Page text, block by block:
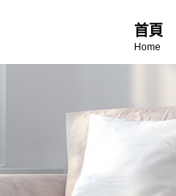
首頁
Home